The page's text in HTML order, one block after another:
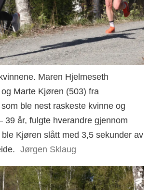
Maren Hjelmeseth
Marte Kjøren (503) fra
ble nest raskeste kvinne og
39 år, fulgte hverandre gjennom
Kjøren slått med 3,5 sekunder av
Jørgen Sklaug